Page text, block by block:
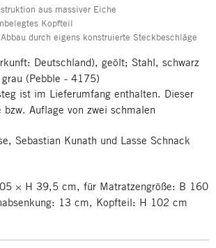
aus massiver Eiche
Kopfteil
durch eigens konstruierte Steckbeschläge
Deutschland), geölt; Stahl, schwarz
(Pebble - 4175)
ist im Lieferumfang enthalten. Dieser
Auflage von zwei schmalen
Sebastian Kunath und Lasse Schnack
× H 39,5 cm, für Matratzengröße: B 160
13 cm, Kopfteil: H 102 cm